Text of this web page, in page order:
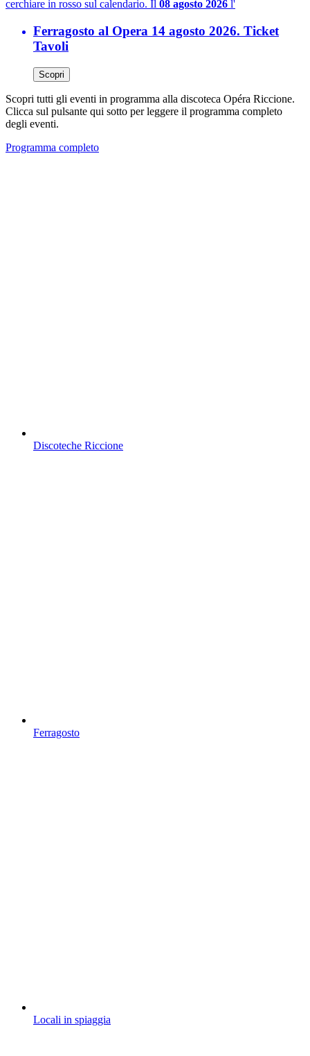
cerchiare in rosso sul calendario. Il 08 agosto 2026 l'
Ferragosto al Opera 14 agosto 2026. Ticket
Tavoli
Scopri
Scopri tutti gli eventi in programma alla discoteca Opéra Riccione.
Clicca sul pulsante qui sotto per leggere il programma completo
degli eventi.
Programma completo
Discoteche Riccione
Ferragosto
Locali in spiaggia